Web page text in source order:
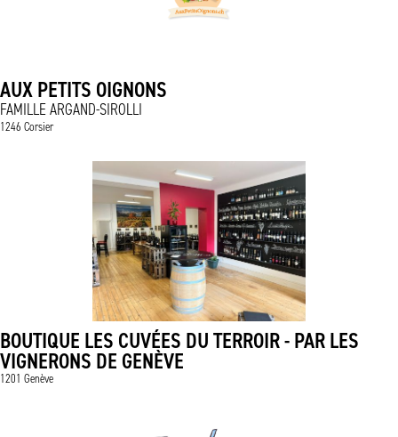
AUX PETITS OIGNONS
FAMILLE ARGAND-SIROLLI
1246 Corsier
BOUTIQUE LES CUVÉES DU TERROIR - PAR LES
VIGNERONS DE GENÈVE
1201 Genève